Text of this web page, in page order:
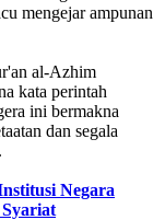
mengejar ampunan
al-Azhim
kata perintah
ini bermakna
dan segala
Negara